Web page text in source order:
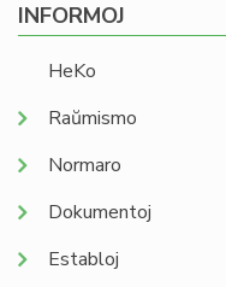
INFORMOJ
HeKo
Raŭmismo
Normaro
Dokumentoj
Establoj